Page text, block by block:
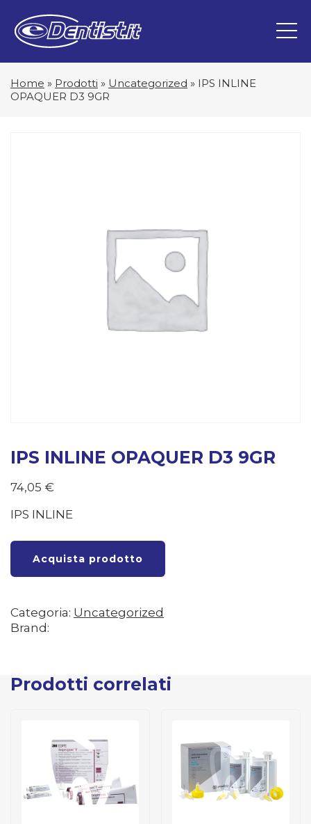
Home » Prodotti » Uncategorized » IPS INLINE
OPAQUER D3 9GR
IPS INLINE OPAQUER D3 9GR
74,05 €
IPS INLINE
Acquista prodotto
Categoria: Uncategorized
Brand:
Prodotti correlati